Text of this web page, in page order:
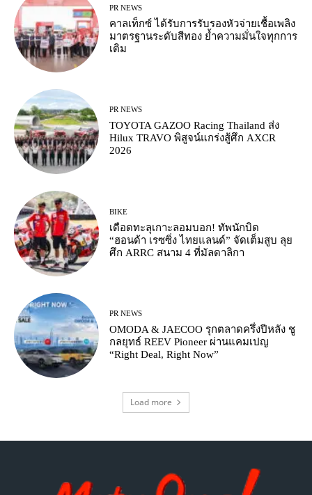
PR NEWS
คาลเท็กซ์ ได้รับการรับรองหัวจ่ายเชื้อเพลิง
มาตรฐานระดับสีทอง ย้ำความมั่นใจทุกการ
เติม
PR NEWS
TOYOTA GAZOO Racing Thailand ส่ง
Hilux TRAVO พิสูจน์แกร่งสู้ศึก AXCR
2026
BIKE
เดือดทะลุเกาะลอมบอก! ทัพนักบิด
“ฮอนด้า เรซซิ่ง ไทยแลนด์” จัดเต็มสูบ ลุย
ศึก ARRC สนาม 4 ที่มัลดาลิกา
PR NEWS
OMODA & JAECOO รุกตลาดครึ่งปีหลัง ชู
กลยุทธ์ REEV Pioneer ผ่านแคมเปญ
“Right Deal, Right Now”
Load more